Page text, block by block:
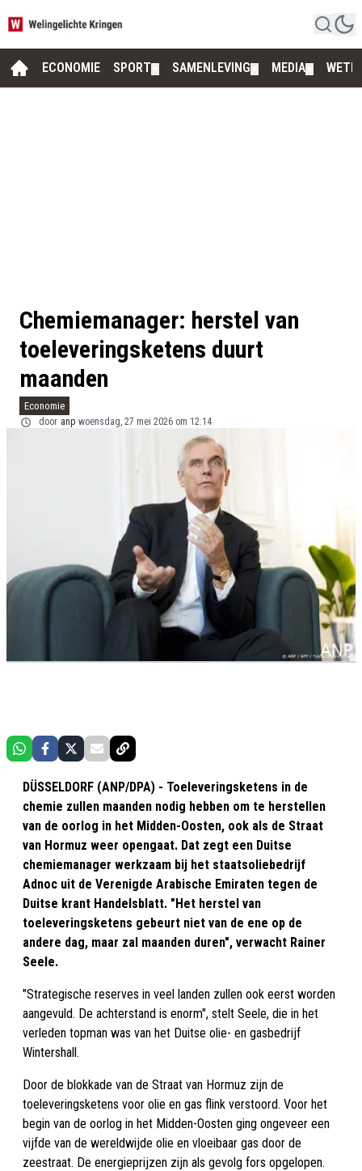
ECONOMIE SPORT SAMENLEVING MEDIA
Chemiemanager: herstel van
toeleveringsketens duurt
maanden
Economie
door anp woensdag, 27 mei 2026 om 12:14
DÜSSELDORF (ANP/DPA) - Toeleveringsketens in de
chemie zullen maanden nodig hebben om te herstellen
van de oorlog in het Midden-Oosten, ook als de Straat
van Hormuz weer opengaat. Dat zegt een Duitse
chemiemanager werkzaam bij het staatsoliebedrijf
Adnoc uit de Verenigde Arabische Emiraten tegen de
Duitse krant Handelsblatt. "Het herstel van
toeleveringsketens gebeurt niet van de ene op de
andere dag, maar zal maanden duren", verwacht Rainer
Seele.
"Strategische reserves in veel landen zullen ook eerst worden
aangevuld. De achterstand is enorm", stelt Seele, die in het
verleden topman was van het Duitse olie- en gasbedrijf
Wintershall.
Door de blokkade van de Straat van Hormuz zijn de
toeleveringsketens voor olie en gas flink verstoord. Voor het
begin van de oorlog in het Midden-Oosten ging ongeveer een
vijfde van de wereldwijde olie en vloeibaar gas door de
zeestraat. De energieprijzen zijn als gevolg fors opgelopen.